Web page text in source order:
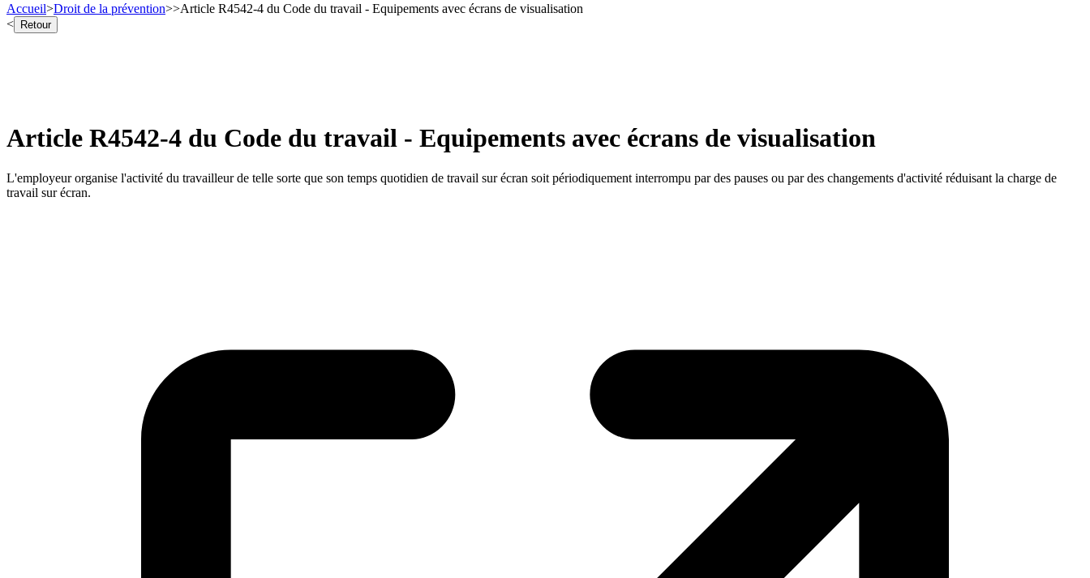
Accueil>Droit de la prévention>>Article R4542-4 du Code du travail - Equipements avec écrans de visualisation
< Retour
Article R4542-4 du Code du travail - Equipements avec écrans de visualisation
L'employeur organise l'activité du travailleur de telle sorte que son temps quotidien de travail sur écran soit périodiquement interrompu par des pauses ou par des changements d'activité réduisant la charge de
travail sur écran.